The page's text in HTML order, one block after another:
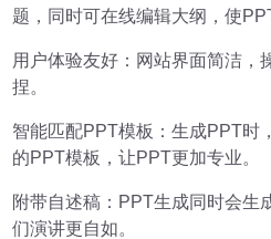
题，同时可在线编辑大纲，使
用户体验友好：网站界面简洁，
捏。
智能匹配PPT模板：生成PPT时
的PPT模板，让PPT更加专业。
附带自述稿：PPT生成同时会生
们演讲更自如。